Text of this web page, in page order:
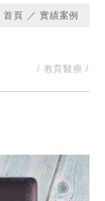
首頁 實績案例
教育醫療